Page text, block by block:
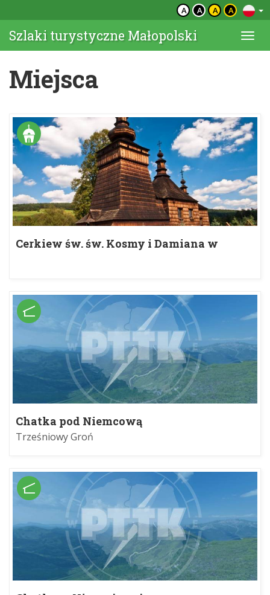
A A A A
Szlaki turystyczne Małopolski
Miejsca
Cerkiew św. św. Kosmy i Damiana w
Chatka pod Niemcową
Trześniowy Groń